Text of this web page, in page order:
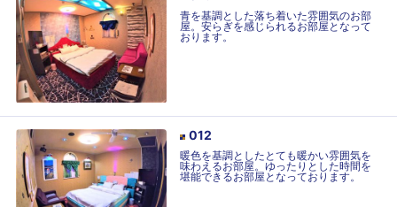
青を基調とした落ち着いた雰囲気のお部
屋。安らぎを感じられるお部屋となって
おります。
012
暖色を基調としたとても暖かい雰囲気を
味わえるお部屋。ゆったりとした時間を
堪能できるお部屋となっております。